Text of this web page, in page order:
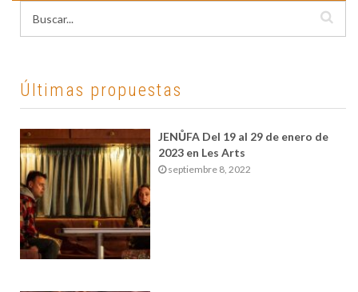
Últimas propuestas
JENŮFA Del 19 al 29 de enero de
2023 en Les Arts
septiembre 8, 2022